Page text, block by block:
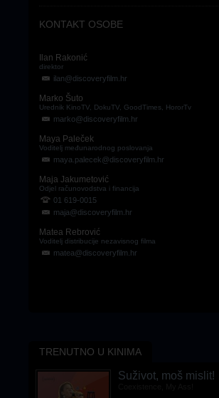
KONTAKT OSOBE
Ilan Rakonić
direktor
ilan@discoveryfilm.hr
Marko Šuto
Urednik KinoTV, DokuTV, GoodTimes, HororTv
marko@discoveryfilm.hr
Maya Paleček
Voditelj međunarodnog poslovanja
maya.palecek@discoveryfilm.hr
Maja Jakumetović
Odjel računovodstva i financija
01 619-0015
maja@discoveryfilm.hr
Matea Rebrović
Voditelj distribucije nezavisnog filma
matea@discoveryfilm.hr
TRENUTNO U KINIMA
Suživot, moš mislit!